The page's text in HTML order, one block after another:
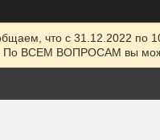
что с 31.12.2022 по
По ВСЕМ ВОПРОСАМ вы